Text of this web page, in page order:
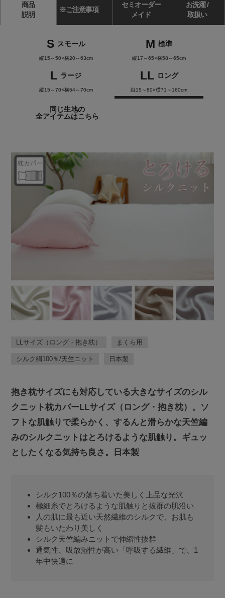
商品
説明
※ご注意事項
セミオーダー
メイド
お洗濯 /
取扱い
S スモール
縦15～50×横20～63cm
M 標準
縦17～65×横58～65cm
L ラージ
縦15～70×横64～70cm
LL ロング
縦15～80×横71～160cm
同じ生地の
全アイテムはこちら
LLサイズ（ロング・抱き枕） まくら用
シルク絹100％/天竺ニット 日本製
抱き枕サイズにも対応している大きなサイズのシル
クニット枕カバーLLサイズ（ロング・抱き枕）。ソ
フトな肌触りで柔らかく、するんと滑らかな天竺編
みのシルクニットはとろけるような肌触り。ギュッ
としたくなる気持ち良さ。日本製
シルク100％の落ち着いた美しく上品な光沢
極細糸でとろけるような肌触りと抜群の肌沿い
人の肌に最も近い天然繊維のシルクで、お肌も
髪もいたわり美しく
シルク天竺編みニットで伸縮性抜群
通気性、吸放湿性が高い「呼吸する繊維」で、1
年中快適に